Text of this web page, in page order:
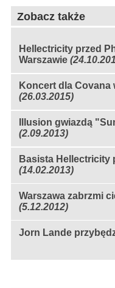
Zobacz także
Hellectricity przed
Warszawie
Koncert dla
(26.03.2015)
Illusion gwiazdą
(2.09.2013)
Basista Hellectricity
(14.02.2013)
Warszawa zabrzmi
(5.12.2012)
Jorn Lande